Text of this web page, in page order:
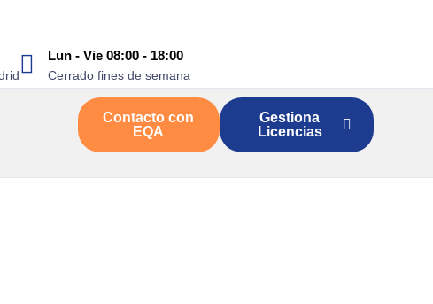
Lun - Vie 08:00 - 18:00
Cerrado fines de semana
Contacto con
EQA
Gestiona
Licencias